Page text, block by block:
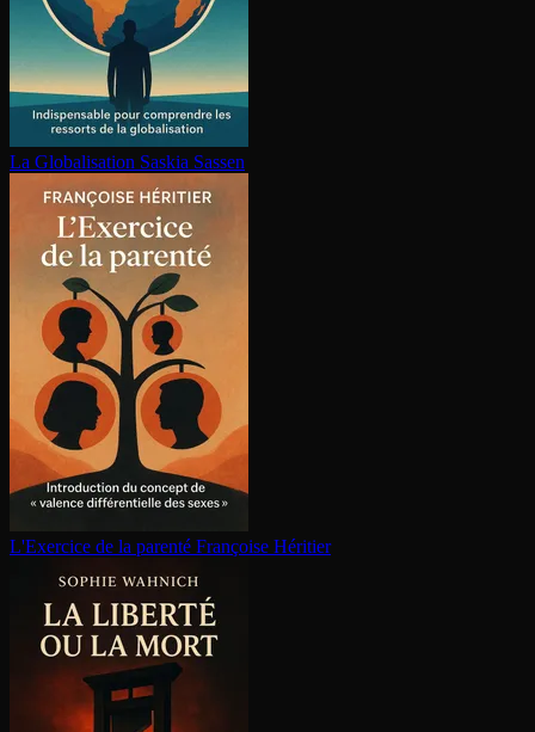
La Glo­ba­li­sa­tion Saskia Sassen
L'Exercice de la parenté Françoise Héritier